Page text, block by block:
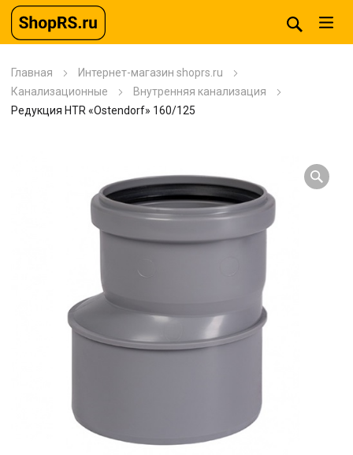
Главная
Интернет-магазин shoprs.ru
Канализационные
Внутренняя канализация
Редукция HTR «Ostendorf» 160/125